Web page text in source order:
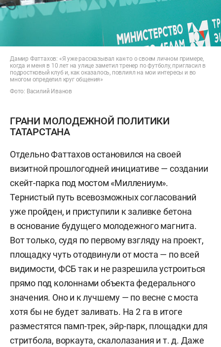
Дамир Фаттахов: «Я уже рассказывал как-то о своем личном примере,
когда и меня в 10 лет на улице заметил тренер по футболу, пригласил в
подростковый клуб и, как оказалось, повлиял на мои интересы и во
многом определил круг общения»
Фото: Василий Иванов
ГРАНИ МОЛОДЕЖНОЙ ПОЛИТИКИ
ТАТАРСТАНА
Отдельно Фаттахов остановился на своей
визитной прошлогодней инициативе — создании
скейт-парка под мостом «Миллениум».
Тернистый путь всевозможных согласований
уже пройден, и приступили к заливке бетона
в основание будущего молодежного магнита.
Вот только, судя по первому взгляду на проект,
площадку чуть отодвинули от моста — по всей
видимости, ФСБ так и не разрешила устроиться
прямо под колоннами объекта федерального
значения. Оно и к лучшему — по весне с моста
хотя бы не будет заливать. На 2 га в итоге
разместятся памп-трек, эйр-парк, площадки для
стритбола, воркаута, скалолазания и т. д. Даже